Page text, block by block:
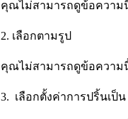
คุณไม่สามารถดูข้อความ
2. เลือกตามรูป
คุณไม่สามารถดูข้อความ
3. เลือกตั้งค่าการปริ้นเป็น